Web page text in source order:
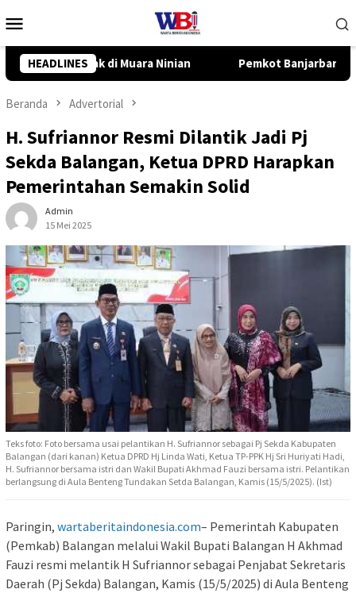
ke
Mobile
HEADLINES
Pemkot Banjarbaru dan InJourney Salurkan Bantuan TJSL
Beranda Advertorial
H. Sufriannor Resmi Dilantik Jadi Pj
Sekda Balangan, Ketua DPRD Harapkan
Pemerintahan Semakin Solid
Admin
15 Mei 2025
Teks foto: Foto bersama usai pelantikan H. Sufriannor sebagai Pj Sekda Kabupaten
Balangan (dari kanan) Ketua DPRD Hj Linda Wati, Ketua TP-PPK Hj Sri Huriyati Hadi,
H. Sufriannor bersama istri dan Wakil Bupati Akhmad Fauzi bersama istri. Pelantikan
berlangsung di Aula Benteng Tundakan Setda Balangan, Kamis (15/5/2025). (Ist)
Paringin, wartaberitaindonesia.com– Pemerintah Kabupaten
(Pemkab) Balangan melalui Wakil Bupati Balangan H Akhmad
Fauzi resmi melantik H Sufriannor sebagai Penjabat Sekretaris
Daerah (Pj Sekda) Balangan, Kamis (15/5/2025) di Aula Benteng